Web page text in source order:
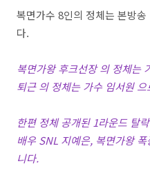
복면가수 8인의 정체는 본방
다.
복면가왕 후크선장 의 정체는
퇴근 의 정체는 가수 임서원
한편 정체 공개된 1라운드 탈
배우 SNL 지예은, 복면가왕
니다.